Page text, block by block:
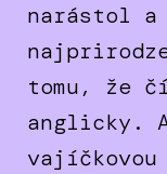
narástol
tomu, že
anglicky.
vajíčkovou